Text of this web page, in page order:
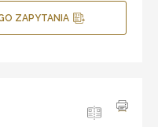
ZAPYTANIA